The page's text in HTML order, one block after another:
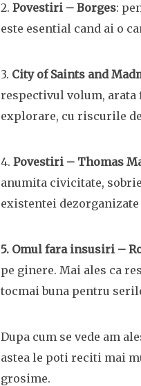
2. Povestiri – Borges:
este esential cand ai o
3. City of Saints and
respectivul volum,
explorare, cu riscurile
4. Povestiri – Thomas
anumita civicitate,
existentei
5. Omul fara insusiri –
pe ginere. Mai ales ca
tocmai buna pentru
Dupa cum se vede am
astea le poti reciti mai
grosime.